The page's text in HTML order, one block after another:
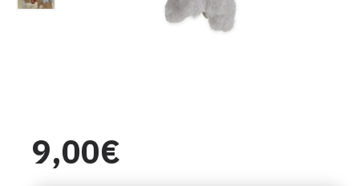
9,00€